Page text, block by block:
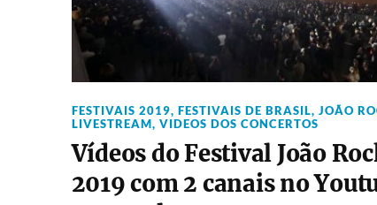
FESTIVAIS 2019, FESTIVAIS DE BRASIL, JOÃO
LIVESTREAM, VIDEOS DOS CONCERTOS
Vídeos do Festival João
2019 com 2 canais no